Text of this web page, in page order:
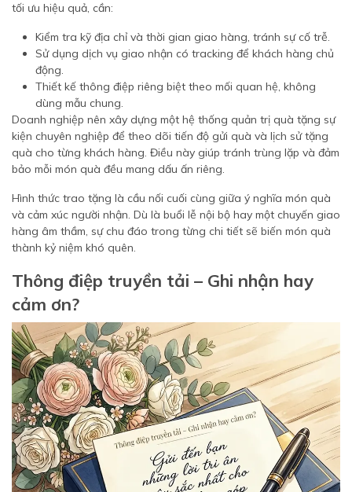
tối ưu hiệu quả, cần:
Kiểm tra kỹ địa chỉ và thời gian giao hàng, tránh sự cố trễ.
Sử dụng dịch vụ giao nhận có tracking để khách hàng chủ
động.
Thiết kế thông điệp riêng biệt theo mối quan hệ, không
dùng mẫu chung.
Doanh nghiệp nên xây dựng một hệ thống quản trị quà tặng sự
kiện chuyên nghiệp để theo dõi tiến độ gửi quà và lịch sử tặng
quà cho từng khách hàng. Điều này giúp tránh trùng lặp và đảm
bảo mỗi món quà đều mang dấu ấn riêng.
Hình thức trao tặng là cầu nối cuối cùng giữa ý nghĩa món quà
và cảm xúc người nhận. Dù là buổi lễ nội bộ hay một chuyến giao
hàng âm thầm, sự chu đáo trong từng chi tiết sẽ biến món quà
thành kỷ niệm khó quên.
Thông điệp truyền tải – Ghi nhận hay
cảm ơn?